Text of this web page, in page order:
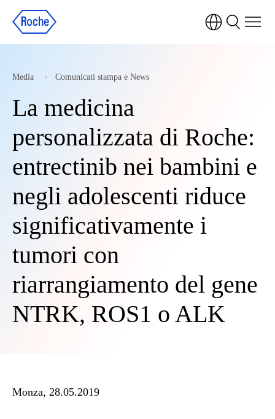
Media Comunicati stampa e News
La medicina
personalizzata di Roche:
entrectinib nei bambini e
negli adolescenti riduce
significativamente i
tumori con
riarrangiamento del gene
NTRK, ROS1 o ALK
Monza, 28.05.2019